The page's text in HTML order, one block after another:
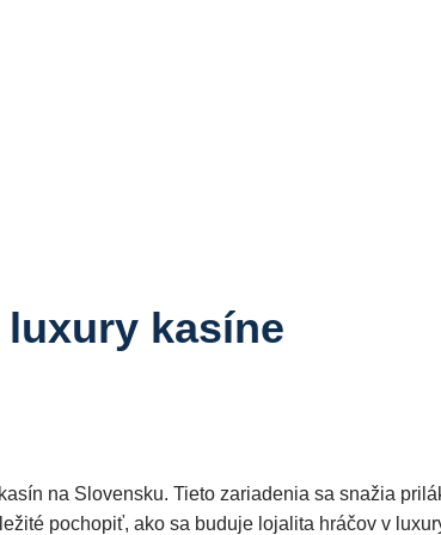
kasíne
na Slovensku. Tieto zariadenia sa snažia
pochopiť, ako sa buduje lojalita hráčov v